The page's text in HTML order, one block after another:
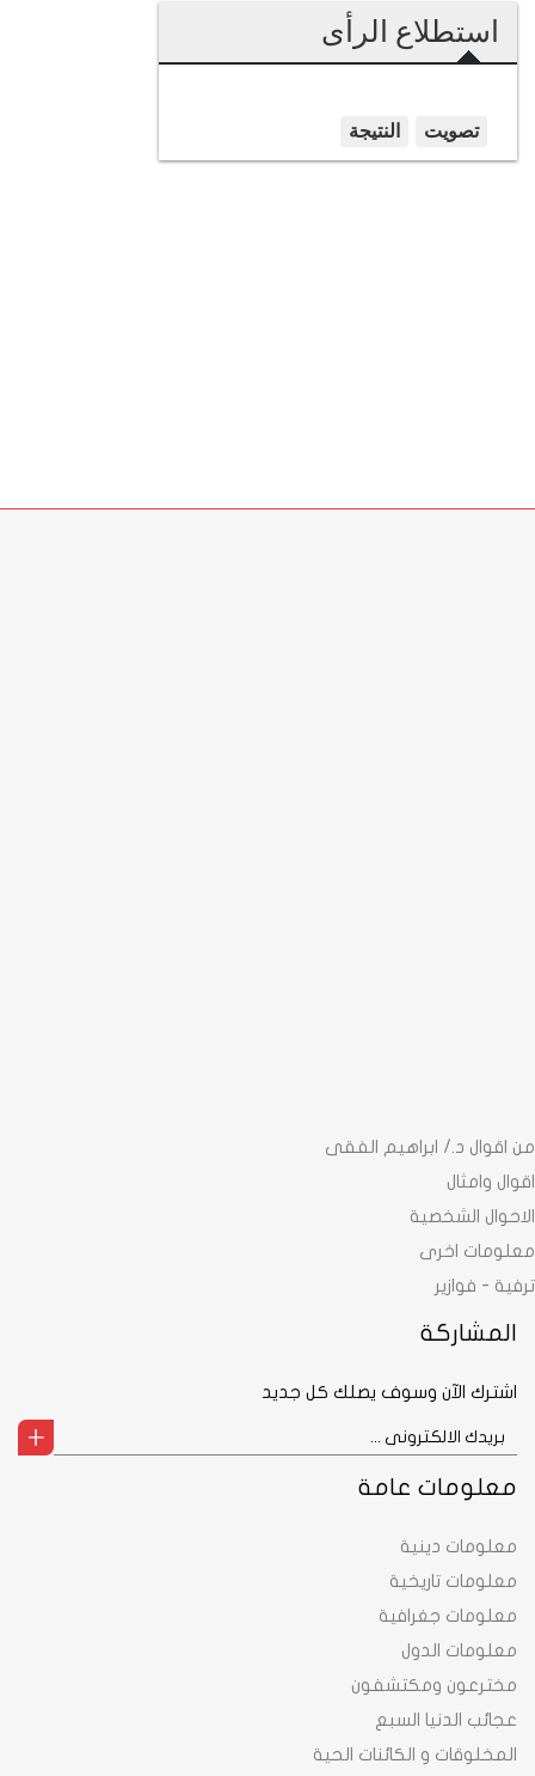
استطلاع الرأى
معلومات عامة
معلومات دينية
معلومات تاريخية
معلومات جغرافية
معلومات الدول
مخترعون ومكتشفون
عجائب الدنيا السبع
المخلوقات و الكائنات الحية
من اقوال د./ ابراهيم الفقى
اقوال وامثال
الاحوال الشخصية
معلومات اخرى
ترفية - فوازير
المشاركة
اشترك الآن وسوف يصلك كل جديد